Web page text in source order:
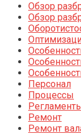
Обзор
Обзор
Персонал
Процессы
Ремонт
Ремонт